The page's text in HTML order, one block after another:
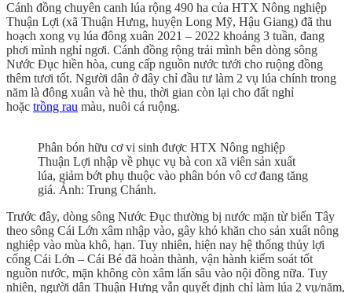
Cánh đồng chuyên canh lúa rộng 490 ha của HTX Nông nghiệp
Thuận Lợi (xã Thuận Hưng, huyện Long Mỹ, Hậu Giang) đã thu
hoạch xong vụ lúa đông xuân 2021 – 2022 khoảng 3 tuần, đang
phơi mình nghỉ ngơi. Cánh đồng rộng trải mình bên dòng sông
Nước Đục hiền hòa, cung cấp nguồn nước tưới cho ruộng đồng
thêm tươi tốt. Người dân ở đây chỉ đầu tư làm 2 vụ lúa chính trong
năm là đông xuân và hè thu, thời gian còn lại cho đất nghỉ
hoặc trồng rau màu, nuôi cá ruộng.
Phân bón hữu cơ vi sinh được HTX Nông nghiệp
Thuận Lợi nhập về phục vụ bà con xã viên sản xuất
lúa, giảm bớt phụ thuộc vào phân bón vô cơ đang tăng
giá. Ảnh: Trung Chánh.
Trước đây, dòng sông Nước Đục thường bị nước mặn từ biển Tây
theo sông Cái Lớn xâm nhập vào, gây khó khăn cho sản xuất nông
nghiệp vào mùa khô, hạn. Tuy nhiên, hiện nay hệ thống thủy lợi
cống Cái Lớn – Cái Bé đã hoàn thành, vận hành kiểm soát tốt
nguồn nước, mặn không còn xâm lấn sâu vào nội đồng nữa. Tuy
nhiên, người dân Thuận Hưng vẫn quyết định chỉ làm lúa 2 vụ/năm,